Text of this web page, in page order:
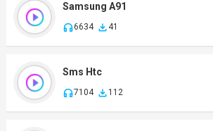
Samsung A91
6634 41
Sms Htc
7104 112